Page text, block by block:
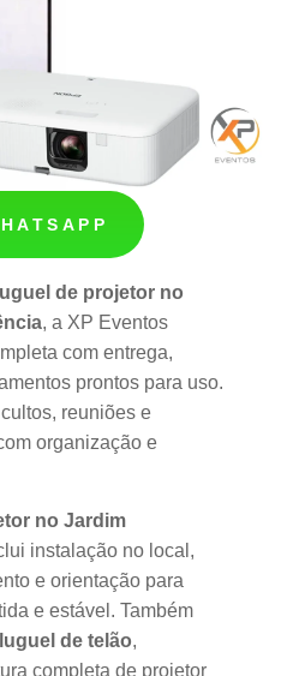
de projetor no
, a XP Eventos
com entrega,
prontos para uso.
reuniões e
organização e
no Jardim
instalação no local,
e orientação para
e estável. Também
de telão,
completa de projetor